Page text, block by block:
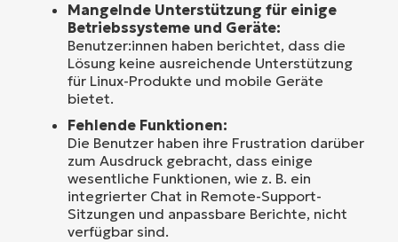
Mangelnde Unterstützung für einige
Betriebssysteme und Geräte:
Benutzer:innen haben berichtet, dass die
Lösung keine ausreichende Unterstützung
für Linux-Produkte und mobile Geräte
bietet.
Fehlende Funktionen:
Die Benutzer haben ihre Frustration darüber
zum Ausdruck gebracht, dass einige
wesentliche Funktionen, wie z. B. ein
integrierter Chat in Remote-Support-
Sitzungen und anpassbare Berichte, nicht
verfügbar sind.